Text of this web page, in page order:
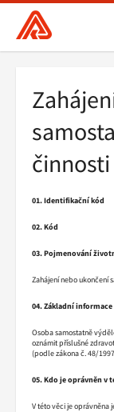
Všeobecná
zdravotní
hlavní
Drobečková
navigace
činnosti
01. Identifikační kód
02. Kód
03. Pojmenování
Zahájení nebo ukončení
04. Základní
Osoba samostatně
oznámit příslušné
(podle zákona č. 48/
05. Kdo je oprávněn v
V této věci je oprávněna